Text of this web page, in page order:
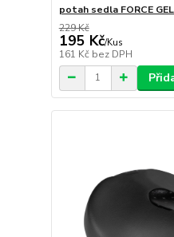
potah sedla FORCE
229 Kč
195 Kč/Kus
161 Kč bez DPH